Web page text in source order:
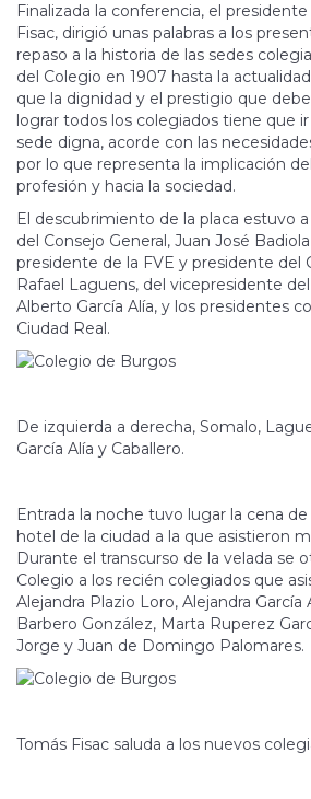
Finalizada la conferencia, el
Fisac, dirigió unas palabras a los
repaso a la historia de las sedes
del Colegio en 1907 hasta la
que la dignidad y el prestigio que
lograr todos los colegiados tiene que
sede digna, acorde con las
por lo que representa la implicación
profesión y hacia la sociedad.
El descubrimiento de la placa estuvo
del Consejo General, Juan José
presidente de la FVE y presidente del
Rafael Laguens, del vicepresidente
Alberto García Alía, y los presidentes
Ciudad Real.
De izquierda a derecha, Somalo,
García Alía y Caballero.
Entrada la noche tuvo lugar la cena
hotel de la ciudad a la que asistieron
Durante el transcurso de la velada se
Colegio a los recién colegiados que
Alejandra Plazio Loro, Alejandra
Barbero González, Marta Ruperez
Jorge y Juan de Domingo Palomares.
Tomás Fisac saluda a los nuevos